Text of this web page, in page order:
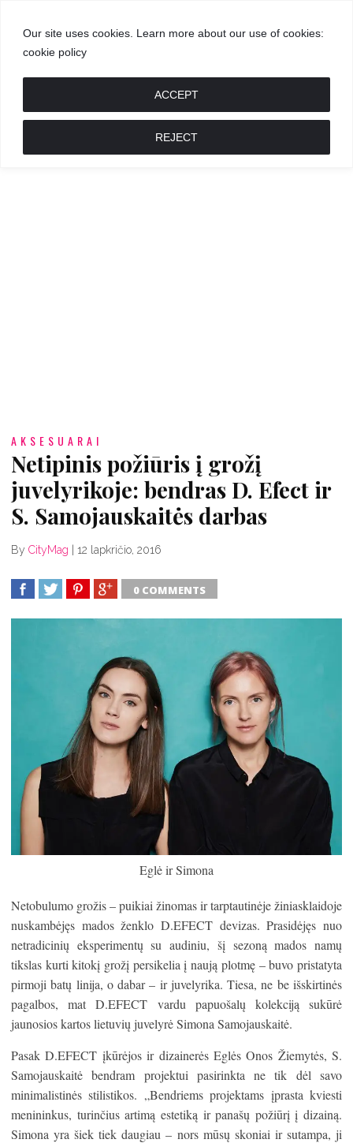
Our site uses cookies. Learn more about our use of cookies:
cookie policy
REJECT
ACCEPT
GROŽIS
MADA
AKSESUARAI
Netipinis požiūris į grožį
juvelyrikoje: bendras D. Efect ir
S. Samojauskaitės darbas
By CityMag 12 lapkričio, 2016
0 COMMENTS
Eglė ir Simona
Netobulumo grožis – puikiai žinomas ir tarptautinėje žiniasklaidoje
nuskambėjęs mados ženklo D.EFECT devizas. Prasidėjęs nuo
netradicinių eksperimentų su audiniu, šį sezoną mados namų
tikslas kurti kitokį grožį persikelia į naują plotmę – buvo pristatyta
pirmoji batų linija, o dabar – ir juvelyrika. Tiesa, ne be išskirtinės
pagalbos, mat D.EFECT vardu papuošalų kolekciją sukūrė
jaunosios kartos lietuvių juvelyrė Simona Samojauskaitė.
Pasak D.EFECT įkūrėjos ir dizainerės Eglės Onos Žiemytės, S.
Samojauskaitė bendram projektui pasirinkta ne tik dėl savo
minimalistinės stilistikos. „Bendriems projektams įprasta kviesti
menininkus, turinčius artimą estetiką ir panašų požiūrį į dizainą.
Simona yra šiek tiek daugiau – nors mūsų skoniai ir sutampa, ji